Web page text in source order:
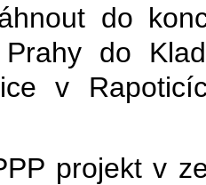
do
do
v
projekt v